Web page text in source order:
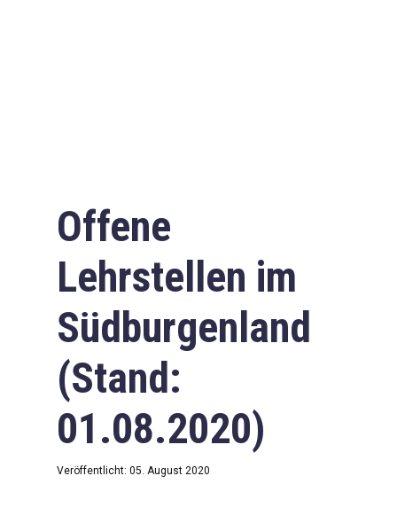
Offene
Lehrstellen im
Südburgenland
(Stand:
01.08.2020)
Veröffentlicht: 05. August 2020